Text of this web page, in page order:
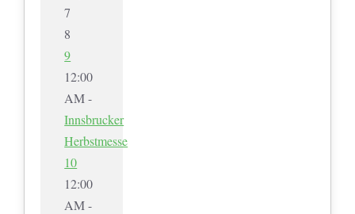
7
8
9
12:00
AM -
Innsbrucker
Herbstmesse
10
12:00
AM -